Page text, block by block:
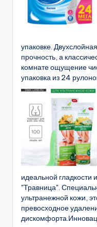
упаковке.
прочность, а
комнате ощущение
упаковка из 24
идеальной
"Травница".
ультранежной кожи,
превосходное